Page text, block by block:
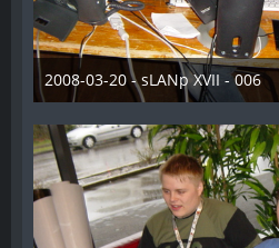
2008-03-20 - sLANp XVII - 006
28. Dezember 2012